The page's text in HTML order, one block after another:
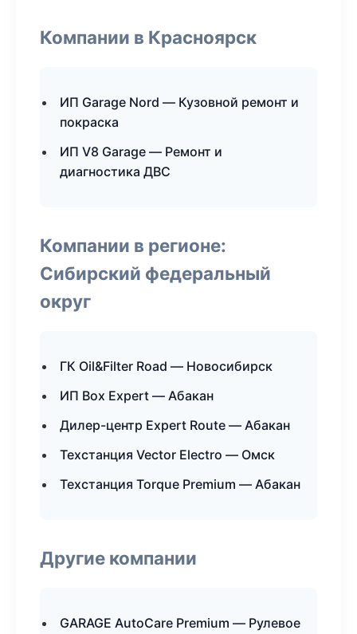
Компании в Красноярск
ИП Garage Nord — Кузовной ремонт и
покраска
ИП V8 Garage — Ремонт и
диагностика ДВС
Компании в регионе:
Сибирский федеральный
округ
ГК Oil&Filter Road — Новосибирск
ИП Box Expert — Абакан
Дилер-центр Expert Route — Абакан
Техстанция Vector Electro — Омск
Техстанция Torque Premium — Абакан
Другие компании
GARAGE AutoCare Premium — Рулевое